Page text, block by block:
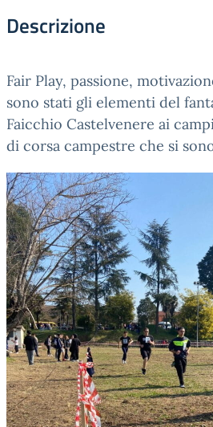
Descrizione
Fair Play, passione,
sono stati gli elementi del
Faicchio Castelvenere ai
di corsa campestre che si